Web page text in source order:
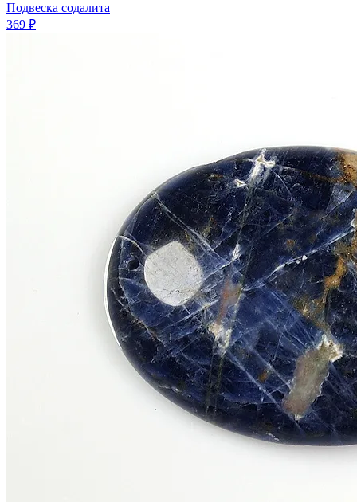
Подвеска содалита
369 ₽